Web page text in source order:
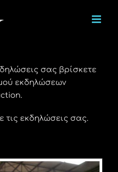
σας βρίσκετε
εκδηλώσεων
τις εκδηλώσεις σας.